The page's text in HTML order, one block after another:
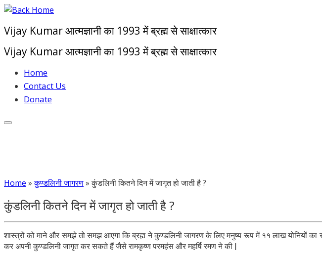
Skip
content
Vijay Kumar आत्मज्ञानी का 1993 में ब्रह्म से साक्षात्कार
Vijay Kumar आत्मज्ञानी का 1993 में ब्रह्म से साक्षात्कार
Home
Contact Us
Donate
Home » कुण्डलिनी जागरण» कुंडलिनी कितने दिन में जागृत हो जाती है ?
कुंडलिनी कितने दिन में जागृत हो जाती है ?
शास्त्रों को माने और समझे तो समझ आएगा कि ब्रह्म ने कुण्डलिनी जागरण के लिए मनुष्य रूप में ११ लाख योनियों
कर अपनी कुण्डलिनी जागृत कर सकते हैं जैसे रामकृष्ण परमहंस और महर्षि रमण ने की |